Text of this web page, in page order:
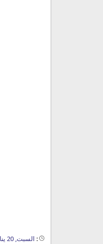
: السبت, 20 يناير 2024 - 12:44 م